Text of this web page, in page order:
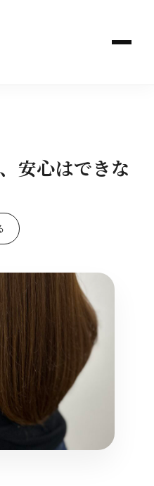
安心はできな